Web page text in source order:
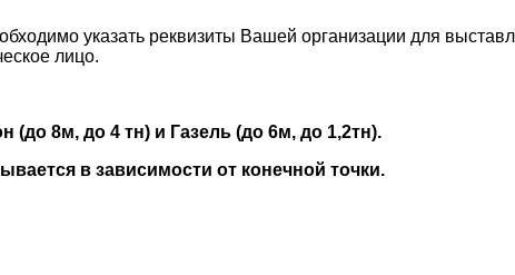
указать реквизиты Вашей организации для
лицо.
8м, до 4 тн) и Газель (до 6м, до 1,2тн).
в зависимости от конечной точки.